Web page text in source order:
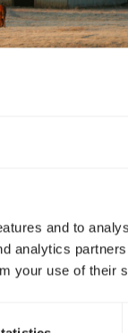
and to
analytics
your use of their